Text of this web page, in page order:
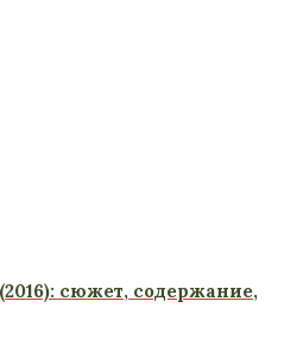
сюжет, содержание,